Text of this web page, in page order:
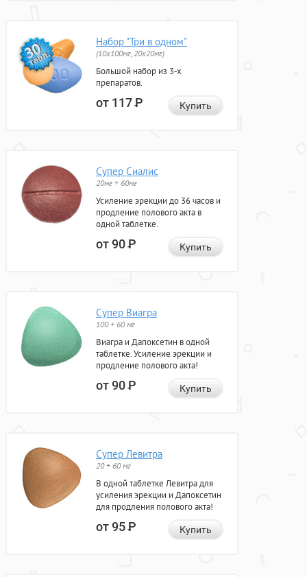
Набор "Три в одном"
(10x100мг, 20x20мг)
Большой набор из 3-х
препаратов.
от 117Р Купить
Супер Сиалис
20мг + 60мг
Усиление эрекции до 36 часов и
продление полового акта в
одной таблетке.
от 90Р Купить
Супер Виагра
100 + 60 мг
Виагра и Дапоксетин в одной
таблетке. Усиление эрекции и
продление полового акта!
от 90Р Купить
Супер Левитра
20 + 60 мг
В одной таблетке Левитра для
усиления эрекции и Дапоксетин
для продления полового акта!
от 95Р Купить